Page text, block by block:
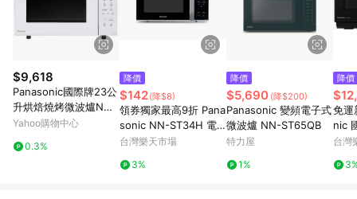
無法進行 LINE POINTS 回饋。 (5) LINE 購物為購物資訊整合性
平台，商品資料更新會有時間差，如顯示之商品規格、顏色、價
位、贈品與台灣樂天市場銷售網頁不符，以銷售網頁標示為準。
(6) 導購訂單已逾 365 天，根據台灣樂天回饋規定，逾期訂單將
不符合回饋資格。 (7) 若上述或其他原因，致使消費者無接收到
點數回饋或點數回饋有爭議，台灣樂天市場保有更改條款與法律
追訴之權利，活動詳情以樂天市場網站公告為準。
$9,618
Panasonic國際牌23公
升烘焙燒烤微波爐NN-
FS301
Yahoo購物中心
0.3%
降價
$142(降$8)
領券獨家最高9折 Pana
sonic NN-ST34H 電
波蓋雲母片
台灣樂天市場
3%
降價
$5,690 (降$200)
Panasonic 變頻電子式
微波爐 NN-ST65QB
特力屋
1%
降價
免運
nic
平板
台灣